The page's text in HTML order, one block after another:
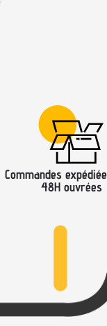
Commandes
48H ouvrées